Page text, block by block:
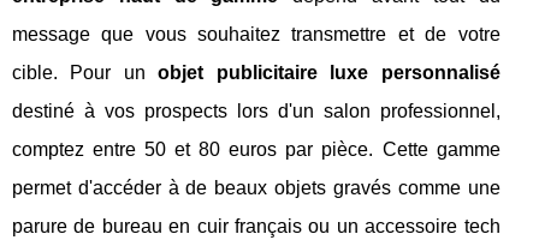
message que vous souhaitez transmettre et de votre
cible. Pour unobjet publicitaire luxe personnalisé
destiné à vos prospects lors d'un salon professionnel,
comptez entre 50 et 80 euros par pièce. Cette gamme
permet d'accéder à de beaux objets gravés comme une
parure de bureau en cuir français ou un accessoire tech